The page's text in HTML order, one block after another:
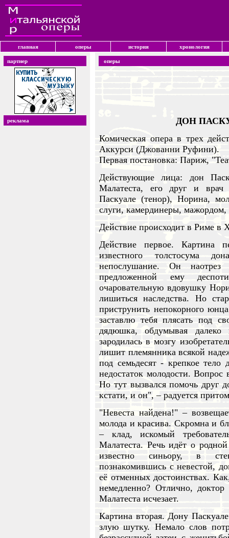
главная оперы история хронология
партнер
реклама
оперы
ДОН
Комическая опера в трех
Аккурси (Джованни Руфини).
Первая постановка: Париж,
Действующие лица: дон
Малатеста, его друг и врач
Паскуале (тенор), Норина,
слуги, камердинеры, мажордом,
Действие происходит в Риме в
Действие первое. Картина
известного толстосума
непослушание. Он наотрез
предложенной ему
очаровательную вдовушку
лишиться наследства. Но
приструнить непокорного
заставлю тебя плясать под
дядюшка, обдумывая
зародилась в мозгу
лишит племянника всякой
под семьдесят - крепкое
недостаток молодости. Вопрос
Но тут вызвался помочь друг
кстати, и он", – радуется
"Невеста найдена!" –
молода и красива. Скромна и
– клад, искомый
Малатеста. Речь идёт о
известно синьору, в
познакомившись с невестой,
её отменных достоинствах.
немедленно? Отлично,
Малатеста исчезает.
Картина вторая. Дону
злую шутку. Немало слов